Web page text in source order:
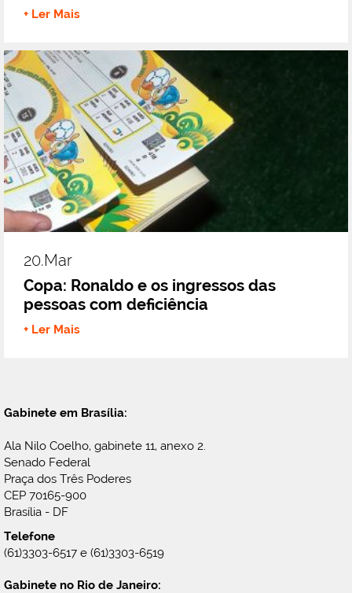
+ Ler Mais
20.mar
Copa: Ronaldo e os ingressos das
pessoas com deficiência
+ Ler Mais
Gabinete em Brasília:
Ala Nilo Coelho, gabinete 11, anexo 2.
Senado Federal
Praça dos Três Poderes
CEP 70165-900
Brasília - DF
Telefone
(61)3303-6517 e (61)3303-6519
Gabinete no Rio de Janeiro: